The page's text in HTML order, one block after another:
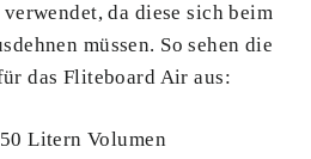
da diese sich beim
müssen. So sehen die
das Fliteboard Air aus:
Litern Volumen